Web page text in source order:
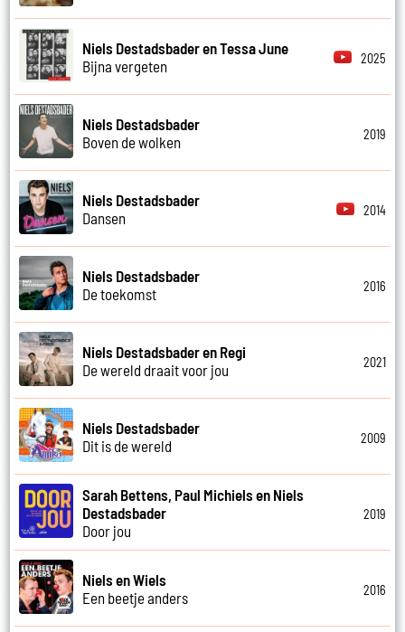
Niels Destadsbader en Tessa June
Bijna vergeten
2025
Niels Destadsbader
Boven de wolken
2019
Niels Destadsbader
Dansen
2014
Niels Destadsbader
De toekomst
2016
Niels Destadsbader en Regi
De wereld draait voor jou
2021
Niels Destadsbader
Dit is de wereld
2009
Sarah Bettens, Paul Michiels en Niels
Destadsbader
Door jou
2019
Niels en Wiels
Een beetje anders
2016